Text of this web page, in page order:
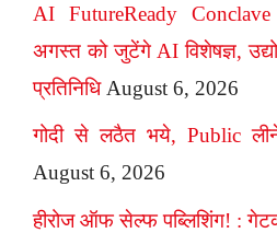
AI FutureReady
अगस्त को जुटेंगे AI विशेषज्ञ,
प्रतिनिधि August 6, 2026
गोदी से लठैत भये, Public लीने
August 6, 2026
हीरोज ऑफ सेल्फ पब्लिशिंग! :